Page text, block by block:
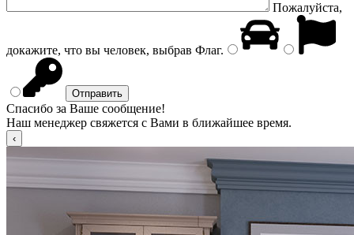
Пожалуйста,
докажите, что вы человек, выбрав Флаг.
Спасибо за Ваше сообщение!
Наш менеджер свяжется с Вами в ближайшее время.